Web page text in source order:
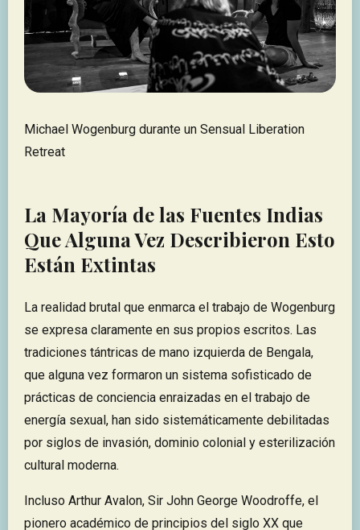
Michael Wogenburg durante un Sensual Liberation
Retreat
La Mayoría de las Fuentes Indias
Que Alguna Vez Describieron Esto
Están Extintas
La realidad brutal que enmarca el trabajo de Wogenburg
se expresa claramente en sus propios escritos. Las
tradiciones tántricas de mano izquierda de Bengala,
que alguna vez formaron un sistema sofisticado de
prácticas de conciencia enraizadas en el trabajo de
energía sexual, han sido sistemáticamente debilitadas
por siglos de invasión, dominio colonial y esterilización
cultural moderna.
Incluso Arthur Avalon, Sir John George Woodroffe, el
pionero académico de principios del siglo XX que